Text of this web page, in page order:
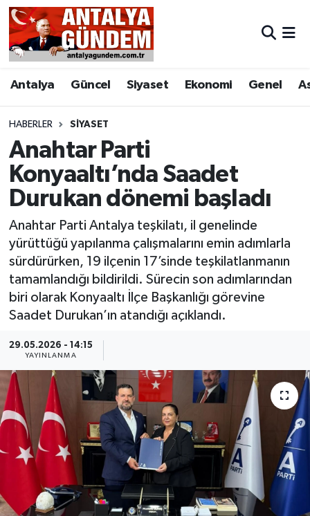
Antalya Güncel Siyaset Ekonomi Genel
HABERLER SIYASET
Anahtar Parti
Konyaaltı’nda Saadet
Durukan dönemi başladı
Anahtar Parti Antalya teşkilatı, il genelinde
yürüttüğü yapılanma çalışmalarını emin adımlarla
sürdürürken, 19 ilçenin 17’sinde teşkilatlanmanın
tamamlandığı bildirildi. Sürecin son adımlarından
biri olarak Konyaaltı İlçe Başkanlığı görevine
Saadet Durukan’ın atandığı açıklandı.
29.05.2026 - 14:15
YAYINLANMA
Antalya
Asayiş
Bilim & Teknoloji
Bölge
EĞİTİM
Ekonomi
Genel
Görüntülü Haber
Kültür & Sanat
Magazin
Resmi İlan
Sağlık & Yaşam
Siyaset
Antalya Nöbetçi Eczaneler
Antalya Hava Durumu
Antalya Namaz Vakitleri
Antalya Trafik Yoğunluk Haritası
Süper Lig Puan Durumu ve Fikstür
Tüm Manşetler
Son Dakika Haberleri
Haber Arşivi